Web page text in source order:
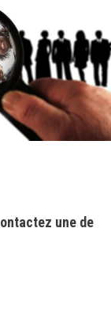
ontactez une de